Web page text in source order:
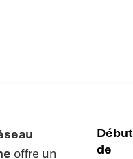
offre un
Début
de